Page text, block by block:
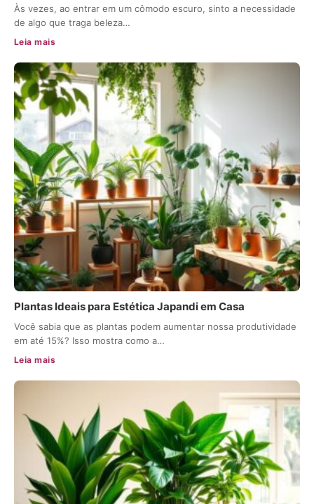
Às vezes, ao entrar em um cômodo escuro, sinto a necessidade
de algo que traga beleza…
Leia mais
Plantas Ideais para Estética Japandi em Casa
Você sabia que as plantas podem aumentar nossa produtividade
em até 15%? Isso mostra como a…
Leia mais